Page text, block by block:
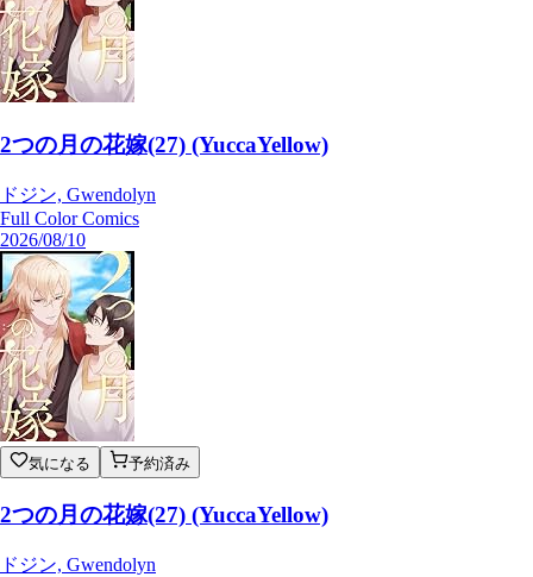
2つの月の花嫁(27) (YuccaYellow)
ドジン, Gwendolyn
Full Color Comics
2026/08/10
気になる 予約済み
2つの月の花嫁(27) (YuccaYellow)
ドジン, Gwendolyn